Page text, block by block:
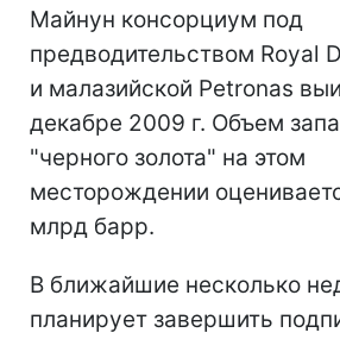
Майнун консорциум под
предводительством Royal
и малазийской Petronas
декабре 2009 г. Объем
"черного золота" на этом
месторождении
млрд барр.
В ближайшие несколько
планирует завершить